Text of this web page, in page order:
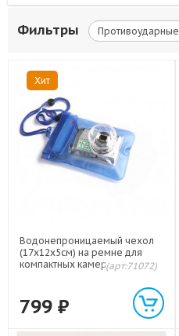
Фильтры Противоударные
Хит
Водонепроницаемый чехол
(17x12x5см) на ремне для
компактных камер(арт:71072)
799 ₽